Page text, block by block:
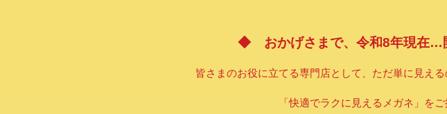
◆ おかげさまで、令和8年現在
皆さまのお役に立てる専門店として、ただ単に見え
「快適でラクに見えるメガネ」を